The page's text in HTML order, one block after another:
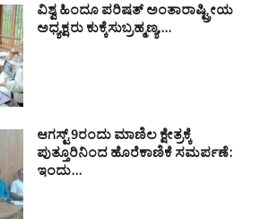
ವಿಶ್ವ ಹಿಂದೂ ಪರಿಷತ್ ಅಂತಾರಾಷ್ಟ್ರೀಯ
ಅಧ್ಯಕ್ಷರು ಕುಕ್ಕೆಸುಬ್ರಹ್ಮಣ್ಯ,…
ಆಗಸ್ಟ್ 9ರಂದು ಮಾಣಿಲ ಕ್ಷೇತ್ರಕ್ಕೆ
ಪುತ್ತೂರಿನಿಂದ ಹೊರೆಕಾಣಿಕೆ ಸಮರ್ಪಣೆ:
ಇಂದು…